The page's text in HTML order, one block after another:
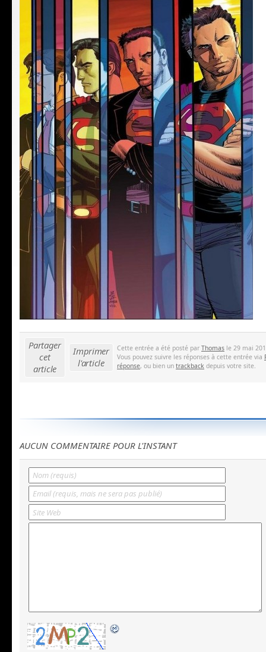
Partager
cet
article
Imprimer
l'article
Cette entrée a été posté par Thomas le 29 mai
Vous pouvez suivre les réponses à cette entrée via
réponse, ou bien un trackback depuis votre site.
AUCUN COMMENTAIRE POUR L'INSTANT